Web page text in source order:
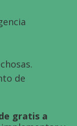
de
gratis a